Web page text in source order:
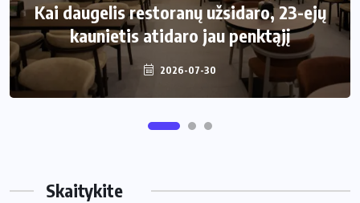
Kai daugelis restoranų užsidaro, 23-ejų
kaunietis atidaro jau penktąjį
2026-07-30
Kaip pasirinkti šiukšliadėžę mažai
virtuvei?
2026-06-25
Skaitykite